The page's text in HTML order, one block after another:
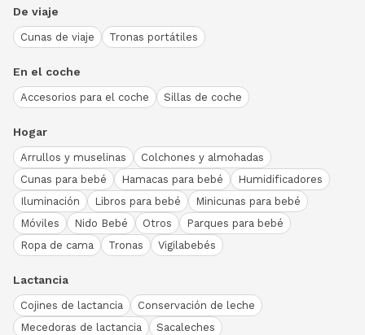
De viaje
Cunas de viaje Tronas portátiles
En el coche
Accesorios para el coche Sillas de coche
Hogar
Arrullos y muselinas
Colchones y almohadas
Cunas para bebé
Hamacas para bebé
Humidificadores
Iluminación
Libros para bebé
Minicunas para bebé
Móviles
Nido Bebé Otros
Parques para bebé
Ropa de cama
Tronas Vigilabebés
Lactancia
Cojines de lactancia
Conservación de leche
Mecedoras de lactancia
Sacaleches